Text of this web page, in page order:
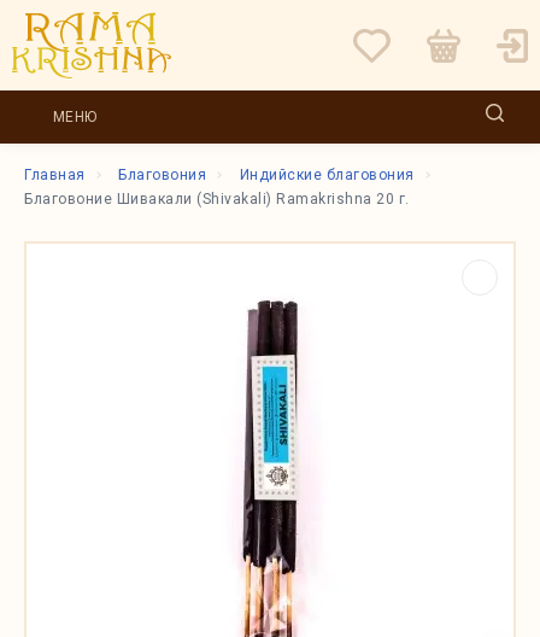
МЕНЮ
Главная Благовония
Индийские благовония
Благовоние Шивакали (Shivakali) Ramakrishna 20 г.